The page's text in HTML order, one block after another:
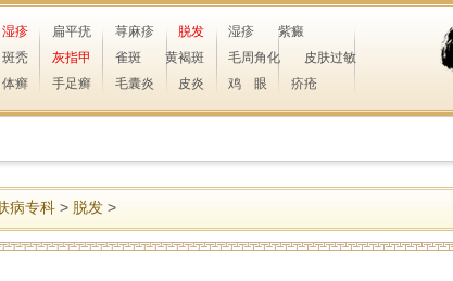
湿疹 扁平疣 荨麻疹 脱发 湿疹
紫癜
斑秃 灰指甲 雀斑 黄褐斑 毛周角化
皮肤过敏
体癣 手足癣 毛囊炎 皮炎 鸡 眼 疥疮
病专科 > 脱发 >